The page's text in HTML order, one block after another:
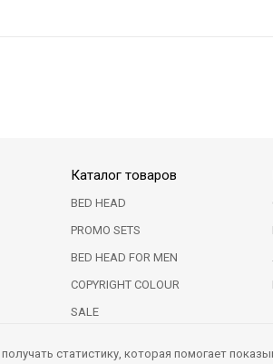
Каталог товаров
BED HEAD
PROMO SETS
BED HEAD FOR MEN
COPYRIGHT COLOUR
SALE
статистику, которая помогает